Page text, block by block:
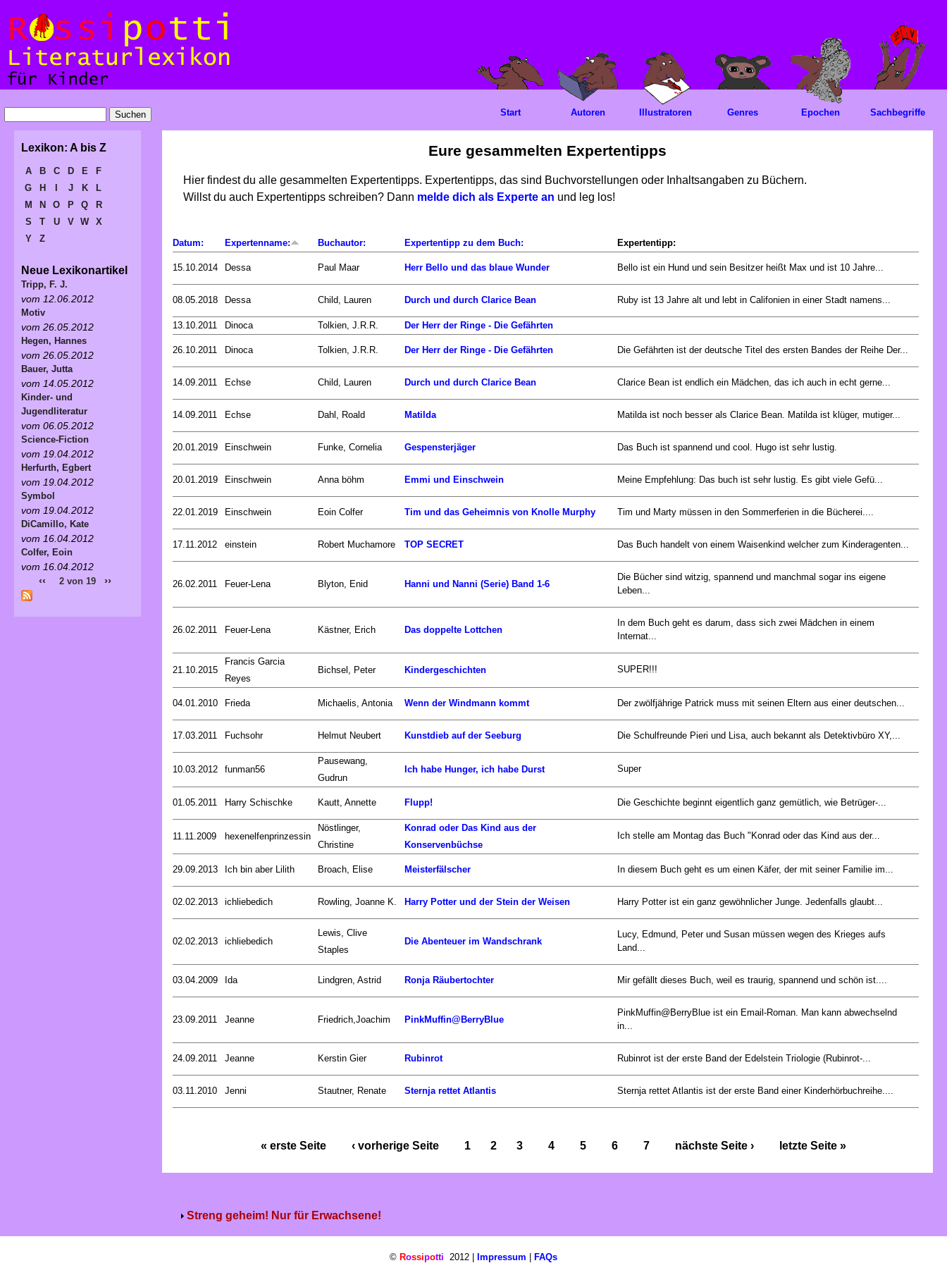
Eure gesammelten Expertentipps
Hier findest du alle gesammelten Expertentipps. Expertentipps, das sind Buchvorstellungen oder Inhaltsangaben zu Büchern.
Willst du auch Expertentipps schreiben? Dann melde dich als Experte an und leg los!
Datum: Expertenname: Buchautor: Expertentipp zu dem Buch: Expertentipp:
15.10.2014 Dessa Paul Maar Herr Bello und das blaue Wunder Bello ist ein Hund und sein Besitzer heißt Max und ist 10 Jahre...
08.05.2018 Dessa Child, Lauren Durch und durch Clarice Bean Ruby ist 13 Jahre alt und lebt in Califonien in einer Stadt namens...
13.10.2011 Dinoca Tolkien, J.R.R. Der Herr der Ringe - Die Gefährten
26.10.2011 Dinoca Tolkien, J.R.R. Der Herr der Ringe - Die Gefährten Die Gefährten ist der deutsche Titel des ersten Bandes der Reihe Der...
14.09.2011 Echse Child, Lauren Durch und durch Clarice Bean Clarice Bean ist endlich ein Mädchen, das ich auch in echt gerne...
14.09.2011 Echse Dahl, Roald Matilda Matilda ist noch besser als Clarice Bean. Matilda ist klüger, mutiger...
20.01.2019 Einschwein Funke, Cornelia Gespensterjäger Das Buch ist spannend und cool. Hugo ist sehr lustig.
20.01.2019 Einschwein Anna böhm Emmi und Einschwein Meine Empfehlung: Das buch ist sehr lustig. Es gibt viele Gefü...
22.01.2019 Einschwein Eoin Colfer Tim und das Geheimnis von Knolle Murphy Tim und Marty müssen in den Sommerferien in die Bücherei....
17.11.2012 einstein Robert Muchamore TOP SECRET Das Buch handelt von einem Waisenkind welcher zum Kinderagenten...
26.02.2011 Feuer-Lena Blyton, Enid Hanni und Nanni (Serie) Band 1-6
Die Bücher sind witzig, spannend und manchmal sogar ins eigene
Leben...
26.02.2011 Feuer-Lena Kästner, Erich Das doppelte Lottchen
In dem Buch geht es darum, dass sich zwei Mädchen in einem
Internat...
21.10.2015
Francis Garcia
Reyes
Bichsel, Peter Kindergeschichten SUPER!!!
04.01.2010 Frieda Michaelis, Antonia Wenn der Windmann kommt Der zwölfjährige Patrick muss mit seinen Eltern aus einer deutschen...
17.03.2011 Fuchsohr Helmut Neubert Kunstdieb auf der Seeburg Die Schulfreunde Pieri und Lisa, auch bekannt als Detektivbüro XY,...
10.03.2012 funman56
Pausewang,
Gudrun
Ich habe Hunger, ich habe Durst Super
01.05.2011 Harry Schischke Kautt, Annette Flupp! Die Geschichte beginnt eigentlich ganz gemütlich, wie Betrüger-...
11.11.2009 hexenelfenprinzessin
Nöstlinger,
Christine
Konrad oder Das Kind aus der
Konservenbüchse
Ich stelle am Montag das Buch "Konrad oder das Kind aus der...
29.09.2013 Ich bin aber Lilith Broach, Elise Meisterfälscher In diesem Buch geht es um einen Käfer, der mit seiner Familie im...
02.02.2013 ichliebedich Rowling, Joanne K. Harry Potter und der Stein der Weisen Harry Potter ist ein ganz gewöhnlicher Junge. Jedenfalls glaubt...
02.02.2013 ichliebedich
Lewis, Clive
Staples
Die Abenteuer im Wandschrank
Lucy, Edmund, Peter und Susan müssen wegen des Krieges aufs
Land...
03.04.2009 Ida Lindgren, Astrid Ronja Räubertochter Mir gefällt dieses Buch, weil es traurig, spannend und schön ist....
23.09.2011 Jeanne Friedrich,Joachim PinkMuffin@BerryBlue
PinkMuffin@BerryBlue ist ein Email-Roman. Man kann abwechselnd
in...
24.09.2011 Jeanne Kerstin Gier Rubinrot Rubinrot ist der erste Band der Edelstein Triologie (Rubinrot-...
03.11.2010 Jenni Stautner, Renate Sternja rettet Atlantis Sternja rettet Atlantis ist der erste Band einer Kinderhörbuchreihe....
« erste Seite ‹ vorherige Seite 1 2 3 4 5 6 7 nächste Seite › letzte Seite »
Streng geheim! Nur für Erwachsene!
Start Autoren Illustratoren Genres Epochen Sachbegriffe
Lexikon: A bis Z
A B C D E
F
G
H J K
L
M
N O P Q
R
S
T U V W
X
Y
Z
Neue Lexikonartikel
Tripp, F. J.
vom 12.06.2012
Motiv
vom 26.05.2012
Hegen, Hannes
vom 26.05.2012
Bauer, Jutta
vom 14.05.2012
Kinder- und
Jugendliteratur
vom 06.05.2012
Science-Fiction
vom 19.04.2012
Herfurth, Egbert
vom 19.04.2012
Symbol
vom 19.04.2012
DiCamillo, Kate
vom 16.04.2012
Colfer, Eoin
vom 16.04.2012
‹‹ 2 von 19 ››
© Rossipotti 2012 | Impressum | FAQs